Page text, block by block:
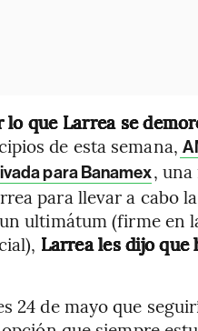
que Larrea se
de esta semana,
para Banamex,
para llevar a cabo
ultimátum (firme en
Larrea les dijo
24 de mayo que